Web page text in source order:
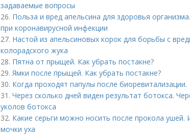
задаваемые вопросы
26. Польза и вред апельсина для здоровья
при коронавирусной инфекции
27. Настой из апельсиновых корок для борьбы с
колорадского жука
28. Пятна от прыщей. Как убрать постакне?
29. Ямки после прыщей. Как убрать постакне?
30. Когда проходят папулы после биоревитализации.
31. Через сколько дней виден результат ботокса.
уколов ботокса
32. Какие серьги можно носить после прокола ушей.
мочки уха